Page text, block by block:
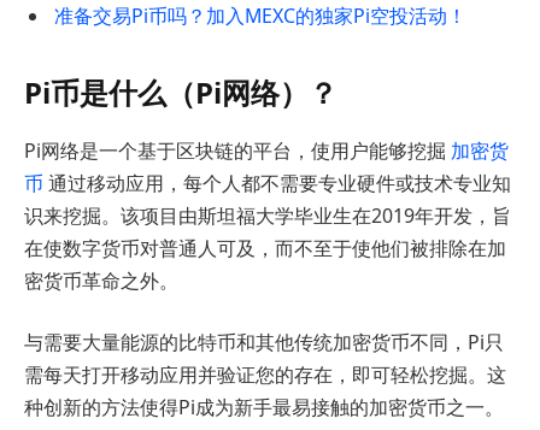
准备交易Pi币吗？加入MEXC的独家Pi空投活动！
Pi币是什么（Pi网络）？
Pi网络是一个基于区块链的平台，使用户能够挖掘 加密货
币 通过移动应用，每个人都不需要专业硬件或技术专业知
识来挖掘。该项目由斯坦福大学毕业生在2019年开发，旨
在使数字货币对普通人可及，而不至于使他们被排除在加
密货币革命之外。
与需要大量能源的比特币和其他传统加密货币不同，Pi只
需每天打开移动应用并验证您的存在，即可轻松挖掘。这
种创新的方法使得Pi成为新手最易接触的加密货币之一。